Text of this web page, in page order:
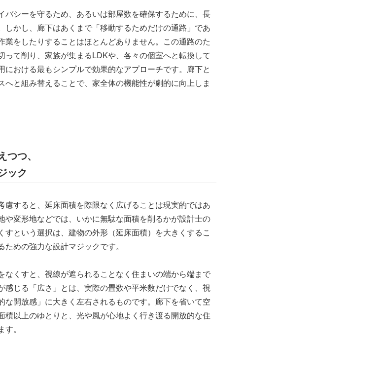
バシーを守るため、あるいは部屋数を確保するために、長
しかし、廊下はあくまで「移動するためだけの通路」であ
業をしたりすることはほとんどありません。この通路のた
って削り、家族が集まるLDKや、各々の個室へと転換して
における最もシンプルで効果的なアプローチです。廊下と
へと組み替えることで、家全体の機能性が劇的に向上しま
つ、
ック
慮すると、延床面積を際限なく広げることは現実的ではあ
や変形地などでは、いかに無駄な面積を削るかが設計士の
すという選択は、建物の外形（延床面積）を大きくするこ
めの強力な設計マジックです。
なくすと、視線が遮られることなく住まいの端から端まで
感じる「広さ」とは、実際の畳数や平米数だけでなく、視
な開放感」に大きく左右されるものです。廊下を省いて空
積以上のゆとりと、光や風が心地よく行き渡る開放的な住
。